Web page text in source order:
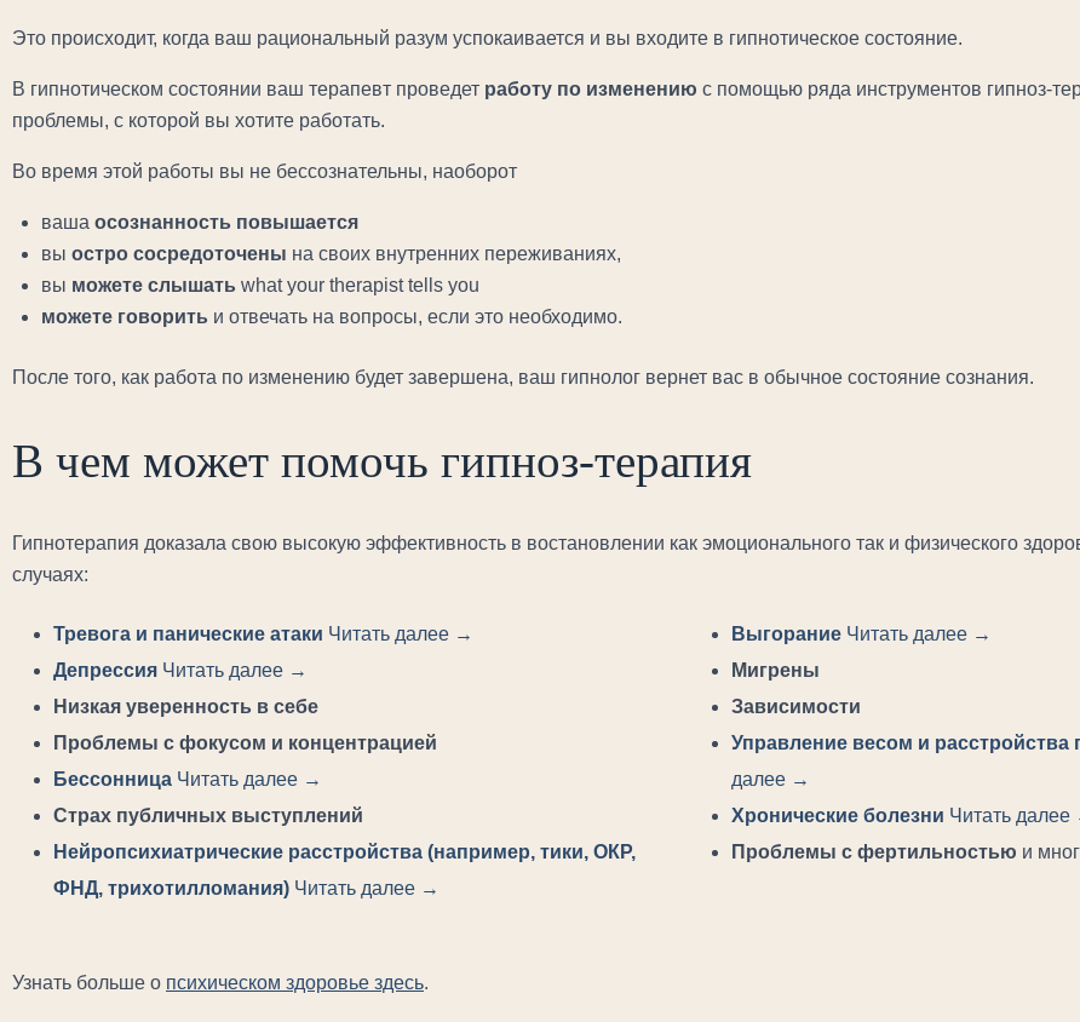
Это происходит, когда ваш рациональный разум успокаивается и вы входите в гипнотическое состояние.
В гипнотическом состоянии ваш терапевт проведет работу по изменению с помощью ряда инструментов гипноз-
проблемы, с которой вы хотите работать.
Во время этой работы вы не бессознательны, наоборот
ваша осознанность повышается
вы остро сосредоточены на своих внутренних переживаниях,
вы можете слышать what your therapist tells you
можете говорить и отвечать на вопросы, если это необходимо.
После того, как работа по изменению будет завершена, ваш гипнолог вернет вас в обычное состояние сознания.
В чем может помочь гипноз-терапия
Гипнотерапия доказала свою высокую эффективность в востановлении как эмоционального так и физического
случаях:
Тревога и панические атаки Читать далее →
Депрессия Читать далее →
Низкая уверенность в себе
Проблемы с фокусом и концентрацией
Бессонница Читать далее →
Страх публичных выступлений
Нейропсихиатрические расстройства (например, тики, ОКР,
ФНД, трихотилломания) Читать далее →
Выгорание Читать далее →
Мигрены
Зависимости
Управление весом и
далее →
Хронические болезни Читать далее
Проблемы с фертильностью и
Узнать больше о психическом здоровье здесь.